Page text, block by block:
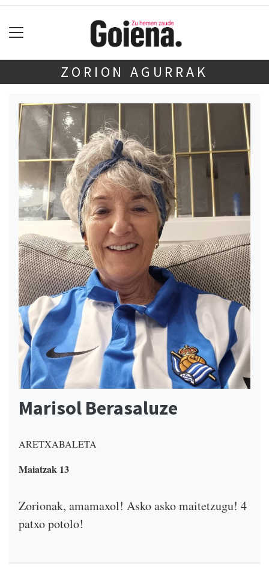
ZORION AGURRAK
Marisol Berasaluze
ARETXABALETA
Maiatzak 13
Zorionak, amamaxol! Asko asko maitetzugu! 4
patxo potolo!